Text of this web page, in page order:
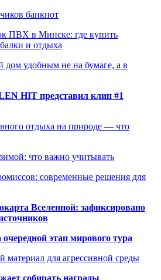
банкнот
ПВХ в Минске: где купить
и отдыха
дом удобным не на бумаге, а в
HIT представил клип #1
отдыха на природе — что
что важно учитывать
современные решения для
Вселенной: зафиксировано
этап мирового тура
для агрессивной среды
собирать награды